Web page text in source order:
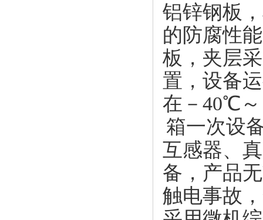
铝锌钢板
的防腐性
板，夹层
置，设备
在－40℃
箱一次设
互感器、
备，产品
触电事故